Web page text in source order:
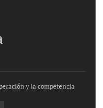
y la competencia